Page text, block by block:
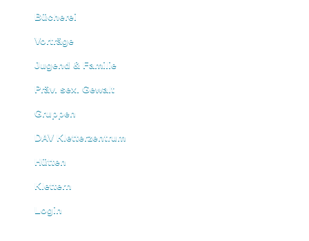
Bücherei
Vorträge
Jugend & Familie
Präv. sex. Gewalt
Gruppen
DAV Kletterzentrum
Hütten
Klettern
Login